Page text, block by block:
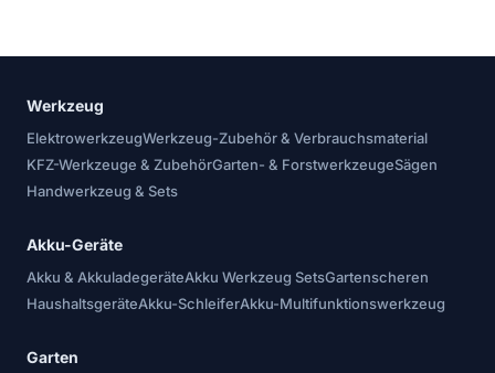
Werkzeug
ElektrowerkzeugWerkzeug-Zubehör & Verbrauchsmaterial
KFZ-Werkzeuge & ZubehörGarten- & ForstwerkzeugeSägen
Handwerkzeug & Sets
Akku-Geräte
Akku & AkkuladegeräteAkku Werkzeug SetsGartenscheren
HaushaltsgeräteAkku-SchleiferAkku-Multifunktionswerkzeug
Garten